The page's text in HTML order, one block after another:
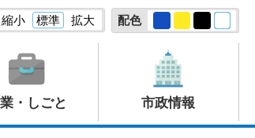
縮小 標準 拡大 配色
・しごと 市政情報